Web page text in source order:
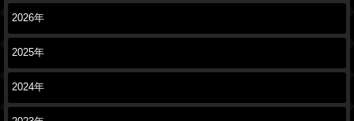
2026年
2025年
2024年